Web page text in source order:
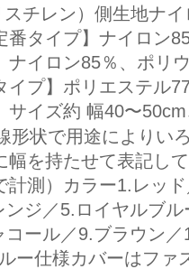
チレン）側生地ナ
番タイプ】ナイロン
ナイロン85％、ポリ
イプ】ポリエステ
サイズ約 幅40〜
形状で用途によりい
幅を持たせて表記し
計測）カラー1.レッ
ンジ／5.ロイヤルブ
コール／9.ブラウン
ー仕様カバーはファ